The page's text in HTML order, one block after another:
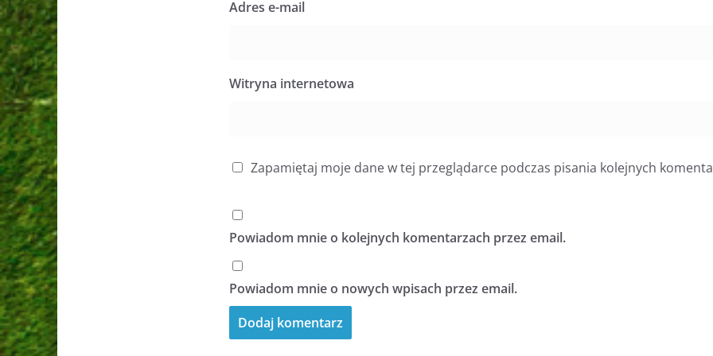
Adres e-mail
Witryna internetowa
Zapamiętaj moje dane w tej przeglądarce podczas pisania kolejnych
Powiadom mnie o kolejnych komentarzach przez email.
Powiadom mnie o nowych wpisach przez email.